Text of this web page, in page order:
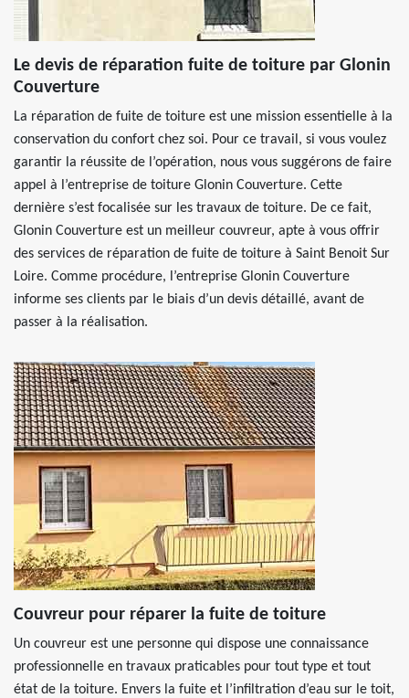
Le devis de réparation fuite de toiture par Glonin
Couverture
La réparation de fuite de toiture est une mission essentielle à la
conservation du confort chez soi. Pour ce travail, si vous voulez
garantir la réussite de l’opération, nous vous suggérons de faire
appel à l’entreprise de toiture Glonin Couverture. Cette
dernière s’est focalisée sur les travaux de toiture. De ce fait,
Glonin Couverture est un meilleur couvreur, apte à vous offrir
des services de réparation de fuite de toiture à Saint Benoit Sur
Loire. Comme procédure, l’entreprise Glonin Couverture
informe ses clients par le biais d’un devis détaillé, avant de
passer à la réalisation.
Couvreur pour réparer la fuite de toiture
Un couvreur est une personne qui dispose une connaissance
professionnelle en travaux praticables pour tout type et tout
état de la toiture. Envers la fuite et l’infiltration d’eau sur le toit,